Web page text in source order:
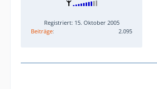
Registriert: 15. Oktober 2005
Beiträge
2.095